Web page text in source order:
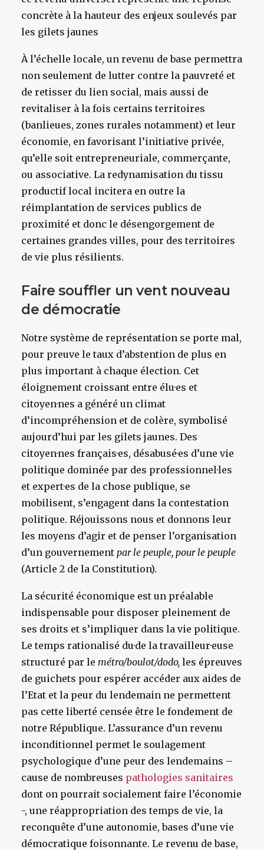
concrète à la hauteur des enjeux soulevés par
les gilets jaunes
À l’échelle locale, un revenu de base permettra
non seulement de lutter contre la pauvreté et
de retisser du lien social, mais aussi de
revitaliser à la fois certains territoires
(banlieues, zones rurales notamment) et leur
économie, en favorisant l’initiative privée,
qu’elle soit entrepreneuriale, commerçante,
ou associative. La redynamisation du tissu
productif local incitera en outre la
réimplantation de services publics de
proximité et donc le désengorgement de
certaines grandes villes, pour des territoires
de vie plus résilients.
Faire souffler un vent nouveau
de démocratie
Notre système de représentation se porte mal,
pour preuve le taux d’abstention de plus en
plus important à chaque élection. Cet
éloignement croissant entre élu·es et
citoyen·nes a généré un climat
d’incompréhension et de colère, symbolisé
aujourd’hui par les gilets jaunes. Des
citoyen·nes français·es, désabusé·es d’une vie
politique dominée par des professionnel·les
et expert·es de la chose publique, se
mobilisent, s’engagent dans la contestation
politique. Réjouissons nous et donnons leur
les moyens d’agir et de penser l’organisation
d’un gouvernement par le peuple, pour le peuple
(Article 2 de la Constitution).
La sécurité économique est un préalable
indispensable pour disposer pleinement de
ses droits et s’impliquer dans la vie politique.
Le temps rationalisé du·de la travailleur·euse
structuré par le métro/boulot/dodo, les épreuves
de guichets pour espérer accéder aux aides de
l’Etat et la peur du lendemain ne permettent
pas cette liberté censée être le fondement de
notre République. L’assurance d’un revenu
inconditionnel permet le soulagement
psychologique d’une peur des lendemains –
cause de nombreuses pathologies sanitaires
dont on pourrait socialement faire l’économie
-, une réappropriation des temps de vie, la
reconquête d’une autonomie, bases d’une vie
démocratique foisonnante. Le revenu de base,